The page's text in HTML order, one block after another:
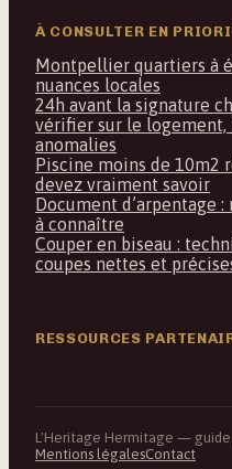
À CONSULTER EN
Montpellier quartiers à
nuances locales
24h avant la signature
vérifier sur le logement,
anomalies
Piscine moins de 10m2
devez vraiment savoir
Document d’arpentage
à connaître
Couper en biseau :
coupes nettes et
RESSOURCES
L'Heritage Hermitage —
Mentions légalesContact